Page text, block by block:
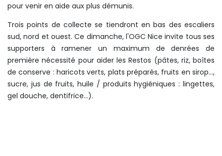
pour venir en aide aux plus démunis.
Trois points de collecte se tiendront en bas des escaliers
sud, nord et ouest. Ce dimanche, l'OGC Nice invite tous ses
supporters à ramener un maximum de denrées de
première nécessité pour aider les Restos (pâtes, riz, boîtes
de conserve : haricots verts, plats préparés, fruits en sirop…,
sucre, jus de fruits, huile / produits hygiéniques : lingettes,
gel douche, dentifrice…).